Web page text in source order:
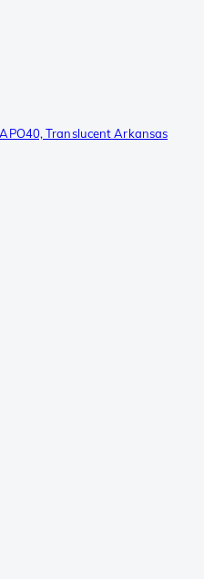
Translucent Arkansas